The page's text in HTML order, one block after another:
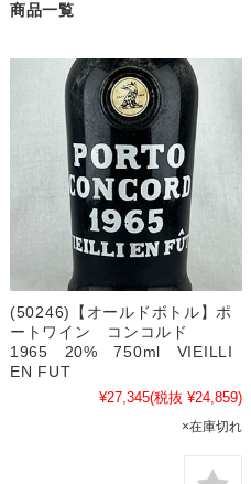
商品一覧
(50246)【オールドボトル】ポ
ートワイン コンコルド
1965 20% 750ml VIEILLI
EN FUT
¥27,345(税抜 ¥24,859)
×在庫切れ